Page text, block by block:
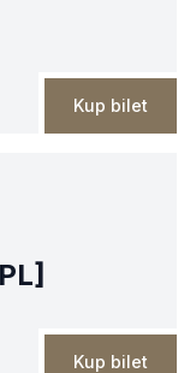
Kup bilet
Kup bilet